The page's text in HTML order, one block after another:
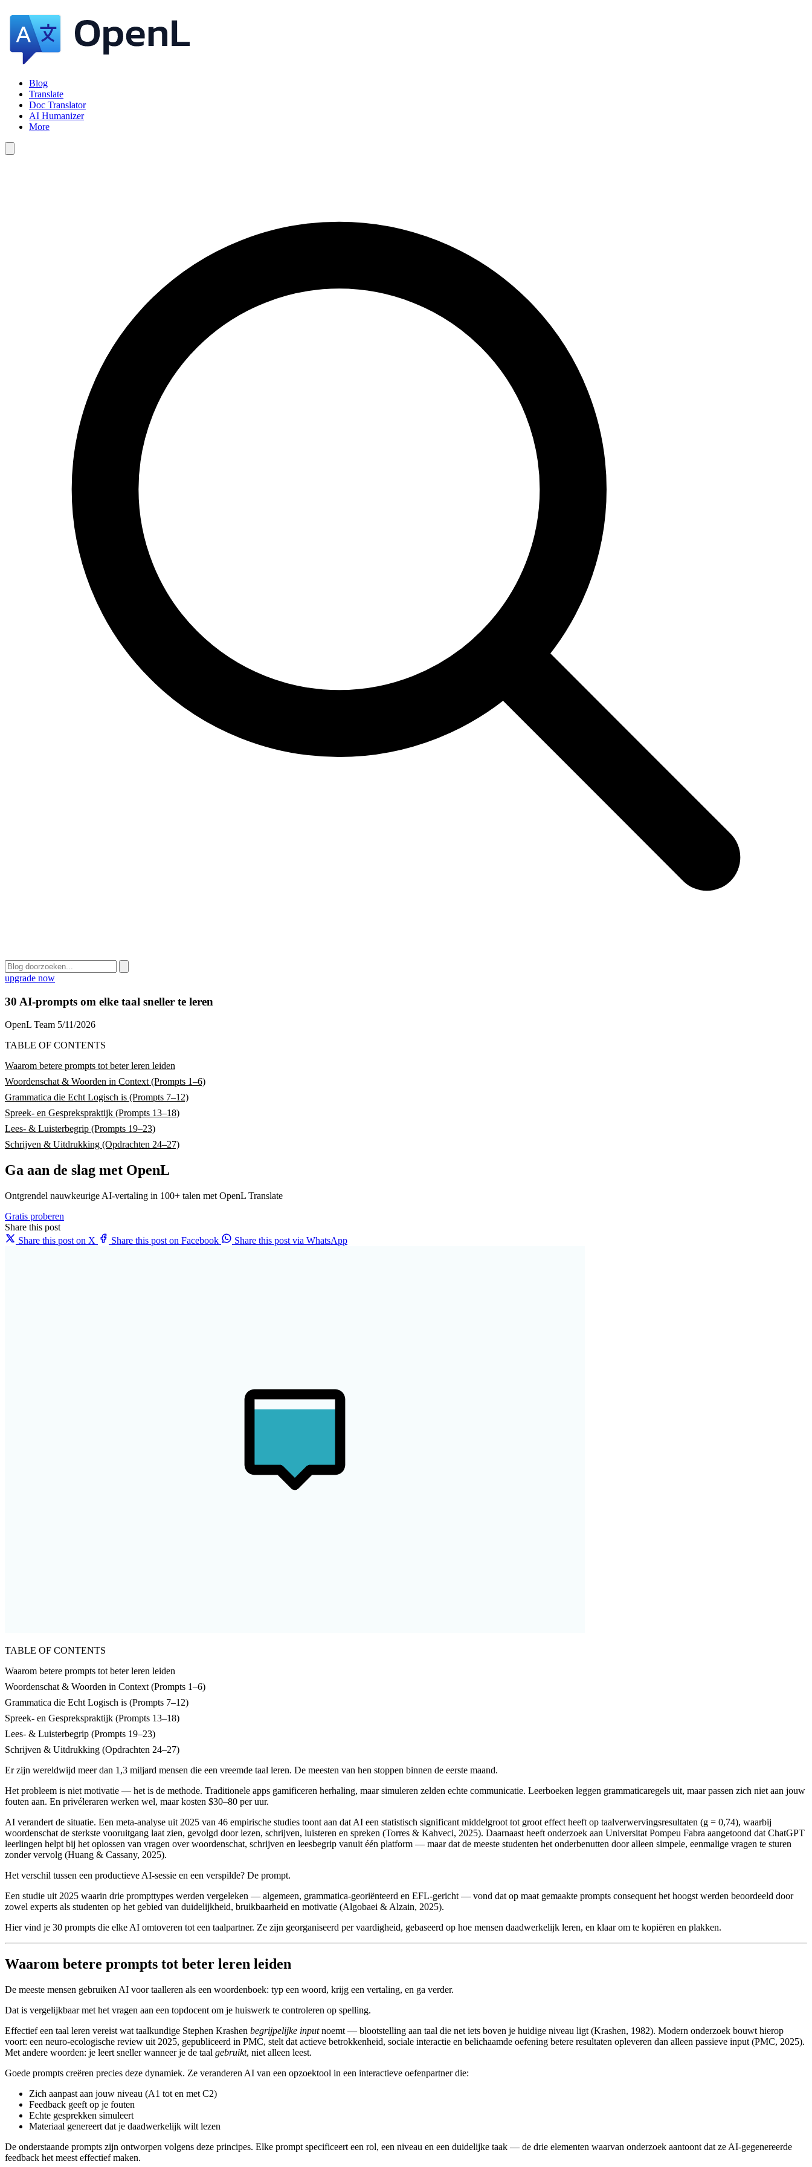
Blog
Translate
Doc Translator
AI Humanizer
More
upgrade now
30 AI-prompts om elke taal sneller te leren
OpenL Team 5/11/2026
TABLE OF CONTENTS
Waarom betere prompts tot beter leren leiden
Woordenschat & Woorden in Context (Prompts 1–6)
Grammatica die Echt Logisch is (Prompts 7–12)
Spreek- en Gesprekspraktijk (Prompts 13–18)
Lees- & Luisterbegrip (Prompts 19–23)
Schrijven & Uitdrukking (Opdrachten 24–27)
Ga aan de slag met OpenL
Ontgrendel nauwkeurige AI-vertaling in 100+ talen met OpenL Translate
Gratis proberen
Share this post
Share this post on X
Share this post on Facebook Share this post via WhatsApp
TABLE OF CONTENTS
Waarom betere prompts tot beter leren leiden
Woordenschat & Woorden in Context (Prompts 1–6)
Grammatica die Echt Logisch is (Prompts 7–12)
Spreek- en Gesprekspraktijk (Prompts 13–18)
Lees- & Luisterbegrip (Prompts 19–23)
Schrijven & Uitdrukking (Opdrachten 24–27)
Er zijn wereldwijd meer dan 1,3 miljard mensen die een vreemde taal leren. De meesten van hen stoppen binnen de eerste maand.
Het probleem is niet motivatie — het is de methode. Traditionele apps gamificeren herhaling, maar simuleren zelden echte communicatie. Leerboeken leggen grammaticaregels uit, maar passen zich niet aan jouw
fouten aan. En privéleraren werken wel, maar kosten $30–80 per uur.
AI verandert de situatie. Een meta-analyse uit 2025 van 46 empirische studies toont aan dat AI een statistisch significant middelgroot tot groot effect heeft op taalverwervingsresultaten (g = 0,74), waarbij
woordenschat de sterkste vooruitgang laat zien, gevolgd door lezen, schrijven, luisteren en spreken (Torres & Kahveci, 2025). Daarnaast heeft onderzoek aan Universitat Pompeu Fabra aangetoond dat ChatGPT
leerlingen helpt bij het oplossen van vragen over woordenschat, schrijven en leesbegrip vanuit één platform — maar dat de meeste studenten het onderbenutten door alleen simpele, eenmalige vragen te sturen
zonder vervolg (Huang & Cassany, 2025).
Het verschil tussen een productieve AI-sessie en een verspilde? De prompt.
Een studie uit 2025 waarin drie prompttypes werden vergeleken — algemeen, grammatica-georiënteerd en EFL-gericht — vond dat op maat gemaakte prompts consequent het hoogst werden beoordeeld door
zowel experts als studenten op het gebied van duidelijkheid, bruikbaarheid en motivatie (Algobaei & Alzain, 2025).
Hier vind je 30 prompts die elke AI omtoveren tot een taalpartner. Ze zijn georganiseerd per vaardigheid, gebaseerd op hoe mensen daadwerkelijk leren, en klaar om te kopiëren en plakken.
Waarom betere prompts tot beter leren leiden
De meeste mensen gebruiken AI voor taalleren als een woordenboek: typ een woord, krijg een vertaling, en ga verder.
Dat is vergelijkbaar met het vragen aan een topdocent om je huiswerk te controleren op spelling.
Effectief een taal leren vereist wat taalkundige Stephen Krashen begrijpelijke inputnoemt — blootstelling aan taal die net iets boven je huidige niveau ligt (Krashen, 1982). Modern onderzoek bouwt hierop
voort: een neuro-ecologische review uit 2025, gepubliceerd in PMC, stelt dat actieve betrokkenheid, sociale interactie en belichaamde oefening betere resultaten opleveren dan alleen passieve input (PMC, 2025).
Met andere woorden: je leert sneller wanneer je de taal gebruikt, niet alleen leest.
Goede prompts creëren precies deze dynamiek. Ze veranderen AI van een opzoektool in een interactieve oefenpartner die:
Zich aanpast aan jouw niveau (A1 tot en met C2)
Feedback geeft op je fouten
Echte gesprekken simuleert
Materiaal genereert dat je daadwerkelijk wilt lezen
De onderstaande prompts zijn ontworpen volgens deze principes. Elke prompt specificeert een rol, een niveau en een duidelijke taak — de drie elementen waarvan onderzoek aantoont dat ze AI-gegenereerde
feedback het meest effectief maken.